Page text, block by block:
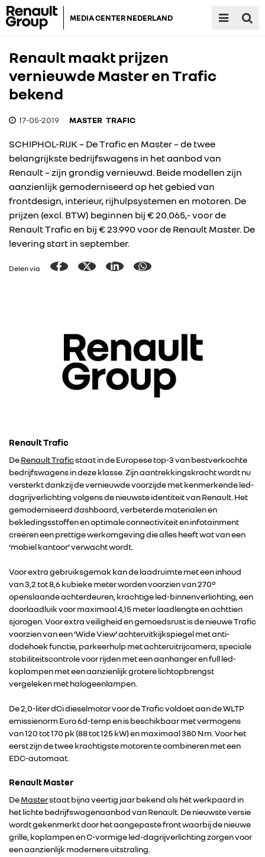
MEDIA CENTER NEDERLAND
Renault maakt prijzen
vernieuwde Master en Trafic
bekend
17-05-2019 MASTER TRAFIC
SCHIPHOL-RIJK – De Trafic en Master – de twee
belangrijkste bedrijfswagens in het aanbod van
Renault – zijn grondig vernieuwd. Beide modellen zijn
aanzienlijk gemoderniseerd op het gebied van
frontdesign, interieur, rijhulpsystemen en motoren. De
prijzen (excl. BTW) beginnen bij € 20.065,- voor de
Renault Trafic en bij € 23.990 voor de Renault Master. De
levering start in september.
Delen via
Renault Trafic
DeRenault Traficstaat in de Europese top-3 van bestverkochte
bedrijfswagens in deze klasse. Zijn aantrekkingskracht wordt nu
versterkt dankzij de vernieuwde voorzijde met kenmerkende led-
dagrijverlichting volgens de nieuwste identiteit van Renault. Het
gemoderniseerd dashboard, verbeterde materialen en
bekledingsstoffen en optimale connectiviteit en infotainment
creëren een prettige werkomgeving die alles heeft wat van een
‘mobiel kantoor’ verwacht wordt.
Voor extra gebruiksgemak kan de laadruimte met een inhoud
van 3,2 tot 8,6 kubieke meter worden voorzien van 270°
openslaande achterdeuren, krachtige led-binnenverlichting, een
doorlaadluik voor maximaal 4,15 meter laadlengte en achttien
sjorogen. Voor extra veiligheid en gemoedsrust is de nieuwe Trafic
voorzien van een ‘Wide View’ achteruitkijkspiegel met anti-
dodehoek functie, parkeerhulp met achteruitrijcamera, speciale
stabiliteitscontrole voor rijden met een aanhanger en full led-
koplampen met een aanzienlijk grotere lichtopbrengst
vergeleken met halogeenlampen.
De 2,0-liter dCi dieselmotor voor de Trafic voldoet aan de WLTP
emissienorm Euro 6d-temp en is beschikbaar met vermogens
van 120 tot 170 pk (88 tot 125 kW) en maximaal 380 Nm. Voor het
eerst zijn de twee krachtigste motoren te combineren met een
EDC-automaat.
Renault Master
DeMasterstaat bijna veertig jaar bekend als hét werkpaard in
het lichte bedrijfswagenaanbod van Renault. De nieuwste versie
wordt gekenmerkt door het aangepaste front waarbij de nieuwe
grille, koplampen en C-vormige led-dagrijverlichting zorgen voor
een aanzienlijk modernere uitstraling.